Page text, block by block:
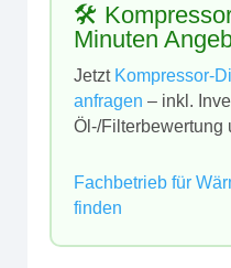
🛠️
Minuten
Jetzt
anfragen – inkl.
Öl-/Filterbewertung
Fachbetrieb für
finden